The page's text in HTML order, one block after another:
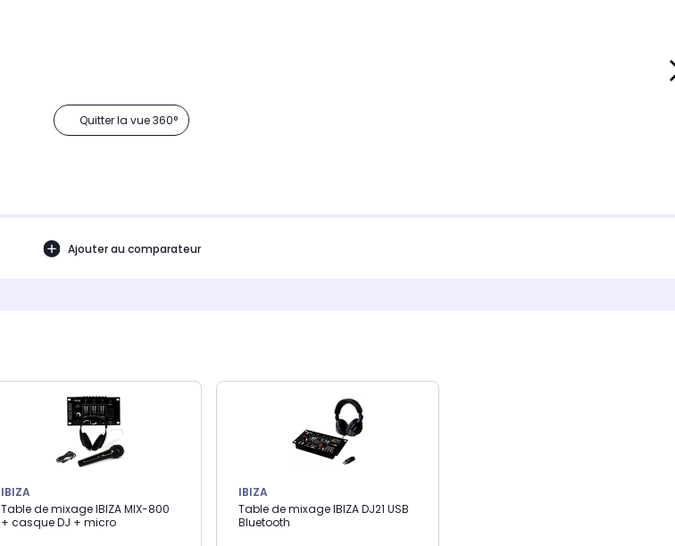
Quitter la vue 360°
Ajouter au comparateur
IBIZA
Table de mixage IBIZA MIX-800
+ casque DJ + micro
IBIZA
Table de mixage IBIZA DJ21 USB
Bluetooth